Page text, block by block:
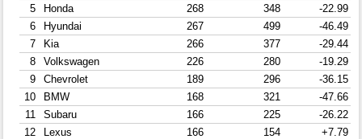
5
Honda 268 348
-22.99
6
Hyundai 267 499
-46.49
7
Kia 266 377
-29.44
8
Volkswagen 226 280
-19.29
9
Chevrolet 189 296
-36.15
10
BMW 168 321
-47.66
11
Subaru 166 225
-26.22
12
Lexus 166 154
+7.79